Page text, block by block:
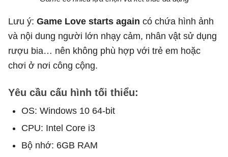
Lưu ý: Game Love starts again có chứa hình ảnh
và nội dung người lớn nhạy cảm, nhân vật sử dụng
rượu bia… nên không phù hợp với trẻ em hoặc
chơi ở nơi công cộng.
Yêu cầu cấu hình tối thiểu:
OS: Windows 10 64-bit
CPU: Intel Core i3
Bộ nhớ: 6GB RAM